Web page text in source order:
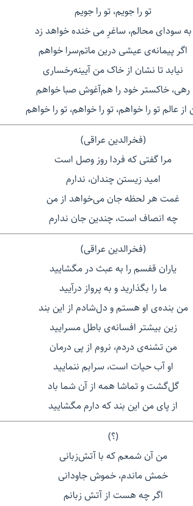
تو را جویم، تو را جویم
به سودای محالم، ساغرِ می خنده خواهد زد
اگر پیمانه‌ی عیشی درین ماتم‌سرا خواهم
نیابد تا نشان از خاک من آیینه‌رخساری
رهی، خاکستر خود را هم‌آغوش صبا خواهم
عالم تو را خواهم، تو را خواهم، تو را خواهم
(فخرالدین عراقی)
مرا گفتی که فردا روز وصل است
امید زیستن چندان، ندارم
غمت هر لحظه جان می‌خواهد از من
چه انصاف است، چندین جان ندارم
(فخرالدین عراقی)
یاران قفسم را به عبث در مگشایید
ما را بگذارید و به پرواز درآیید
من بنده‌ی او هستم و دل‌شادم از این بند
زین بیشتر افسانه‌ی باطل مسرایید
من تشنه‌ی دردم، نروم از پی درمان
او آب حیات است، سرابم ننمایید
گل‌گشت و تماشا همه از آن شما باد
از پای من این بند که دارم مگشایید
(؟)
من آن شمعم که با آتش‌زبانی
خمش ماندم، خموش جاودانی
اگر چه هست از آتش زبانم